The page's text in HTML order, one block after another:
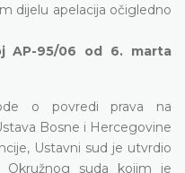
dijelu apelacija očigledno
AP-95/06 od 6. marta
o povredi prava na
Bosne i Hercegovine
Ustavni sud je utvrdio
Okružnog suda kojim je